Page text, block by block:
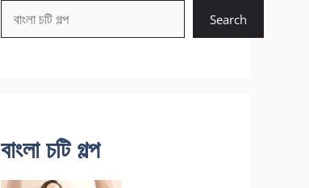
Search
বাংলা চটি গল্প